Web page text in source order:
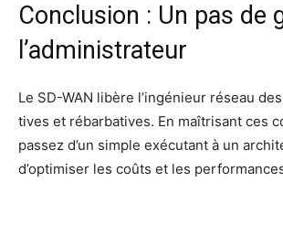
Conclusion : Un pas de
l’administrateur
Le SD-WAN libère l’in­gé­nieur réseau
tives et rébar­ba­tives. En maî­tri­sant ces
pas­sez d’un simple exé­cu­tant à un
d’op­ti­mi­ser les coûts et les